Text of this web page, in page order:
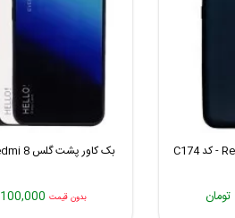
بک کاور پشت گلس Redmi 8 -کد C165
بدون قیمت 100,000 تومان